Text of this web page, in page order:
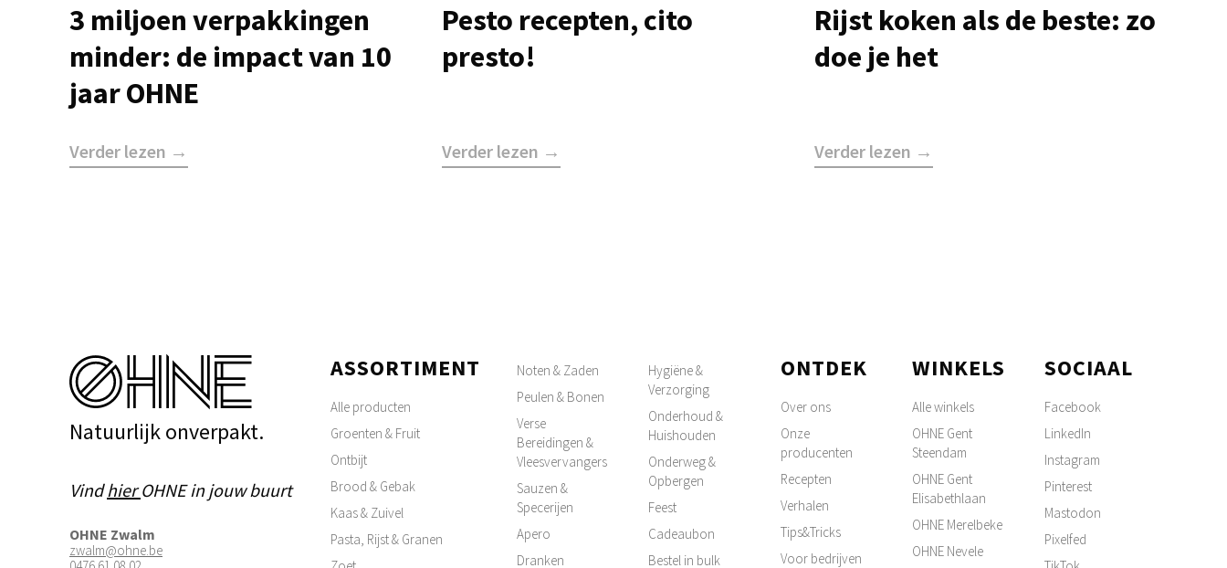
3 miljoen verpakkingen
minder: de impact van 10
jaar OHNE
Verder lezen →
Pesto recepten, cito
presto!
Verder lezen →
Rijst koken als de beste: zo
doe je het
Verder lezen →
Natuurlijk onverpakt.
VindhierOHNE in jouw buurt
OHNE Zwalm
zwalm@ohne.be
ASSORTIMENT
Alle producten
Groenten & Fruit
Ontbijt
Brood & Gebak
Kaas & Zuivel
Pasta, Rijst & Granen
Noten & Zaden
Peulen & Bonen
Verse
Bereidingen &
Vleesvervangers
Sauzen &
Specerijen
Apero
Dranken
Hygiëne &
Verzorging
Onderhoud &
Huishouden
Onderweg &
Opbergen
Feest
Cadeaubon
Bestel in bulk
ONTDEK
Over ons
Onze
producenten
Recepten
Verhalen
Tips&Tricks
Voor bedrijven
WINKELS
Alle winkels
OHNE Gent
Steendam
OHNE Gent
Elisabethlaan
OHNE Merelbeke
OHNE Nevele
SOCIAAL
Facebook
LinkedIn
Instagram
Pinterest
Mastodon
Pixelfed